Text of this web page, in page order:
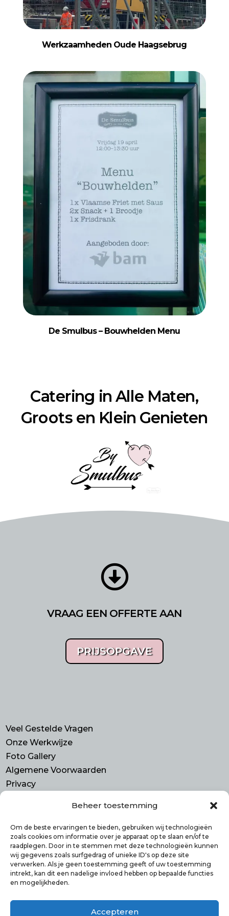
Beheer toestemming
Om de beste ervaringen te bieden, gebruiken wij technologieën
zoals cookies om informatie over je apparaat op te slaan en/of te
raadplegen. Door in te stemmen met deze technologieën kunnen
wij gegevens zoals surfgedrag of unieke ID's op deze site
verwerken. Als je geen toestemming geeft of uw toestemming
intrekt, kan dit een nadelige invloed hebben op bepaalde functies
en mogelijkheden.
Accepteren
Werkzaamheden Oude Haagsebrug
De Smulbus – Bouwhelden Menu
Catering in Alle Maten,
Groots en Klein Genieten

VRAAG EEN OFFERTE AAN
PRIJSOPGAVE
Veel Gestelde Vragen
Onze Werkwijze
Foto Gallery
Algemene Voorwaarden
Privacy
Purmerend N-H
info@smulbus.nl
06 41746470
Volg ons op: